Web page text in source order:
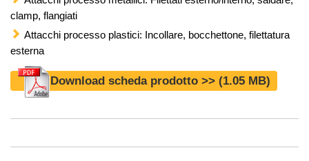
clamp, flangiati
Attacchi processo plastici: Incollare, bocchettone, filettatura
esterna
Download scheda prodotto >> (1.05 MB)